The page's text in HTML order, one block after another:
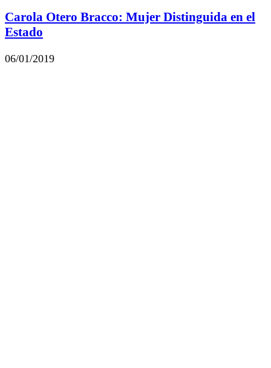
Carola Otero Bracco: Mujer Distinguida en el
Estado
06/01/2019